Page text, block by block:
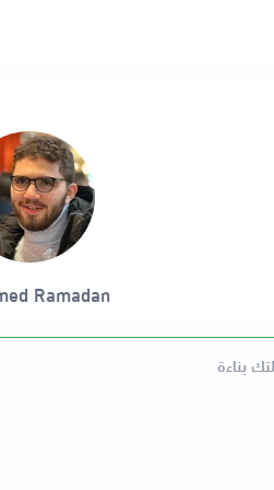
Ramadan